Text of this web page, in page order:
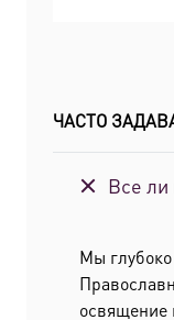
ЧАСТО
Все
Мы
освящение